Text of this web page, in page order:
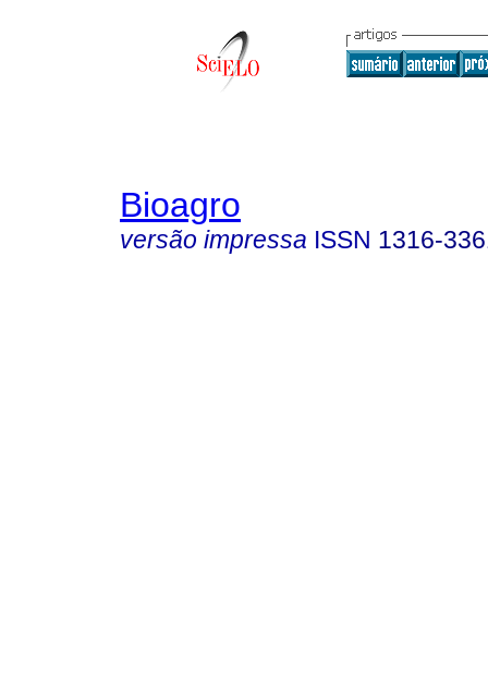
Bioagro
versão impressa ISSN 1316-